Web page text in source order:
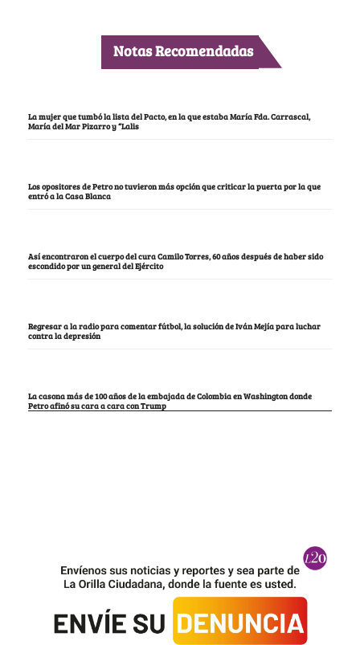
Notas Recomendadas
La mujer que tumbó la lista del Pacto, en la que estaba María Fda. Carrascal,
María del Mar Pizarro y “Lalis
Los opositores de Petro no tuvieron más opción que criticar la puerta por la que
entró a la Casa Blanca
Así encontraron el cuerpo del cura Camilo Torres, 60 años después de haber sido
escondido por un general del Ejército
Regresar a la radio para comentar fútbol, la solución de Iván Mejía para luchar
contra la depresión
La casona más de 100 años de la embajada de Colombia en Washington donde
Petro afinó su cara a cara con Trump